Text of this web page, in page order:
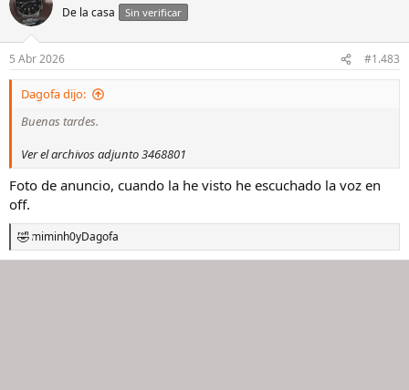
c
i
o
n
e
De la casa Sin verificar
5 Abr 2026 #1.483
Dagofa dijo:
Buenas tardes.
Ver el archivos adjunto 3468801
Foto de anuncio, cuando la he visto he escuchado la voz en
off.
R
e
miminh0yDagofa